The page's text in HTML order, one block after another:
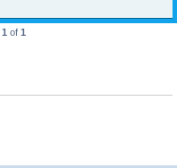
1 of 1